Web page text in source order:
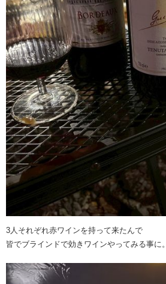
3人それぞれ赤ワインを持って来たんで
皆でブラインドで効きワインやってみる事に。